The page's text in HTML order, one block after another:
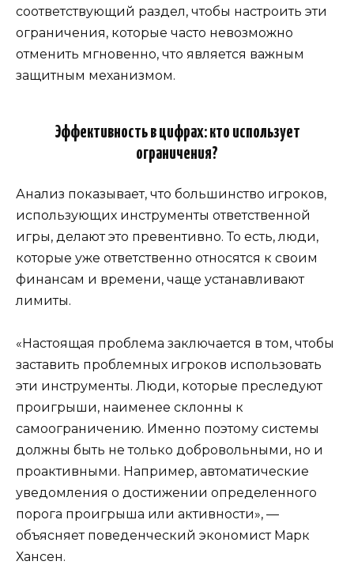
соответствующий раздел, чтобы настроить эти
ограничения, которые часто невозможно
отменить мгновенно, что является важным
защитным механизмом.
Эффективность в цифрах: кто использует
ограничения?
Анализ показывает, что большинство игроков,
использующих инструменты ответственной
игры, делают это превентивно. То есть, люди,
которые уже ответственно относятся к своим
финансам и времени, чаще устанавливают
лимиты.
«Настоящая проблема заключается в том, чтобы
заставить проблемных игроков использовать
эти инструменты. Люди, которые преследуют
проигрыши, наименее склонны к
самоограничению. Именно поэтому системы
должны быть не только добровольными, но и
проактивными. Например, автоматические
уведомления о достижении определенного
порога проигрыша или активности», —
объясняет поведенческий экономист Марк
Хансен.